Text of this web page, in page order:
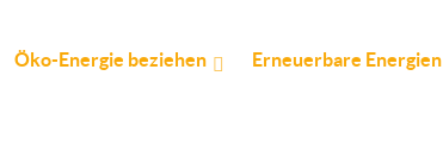
Öko-Energie beziehen Erneuerbare Energien